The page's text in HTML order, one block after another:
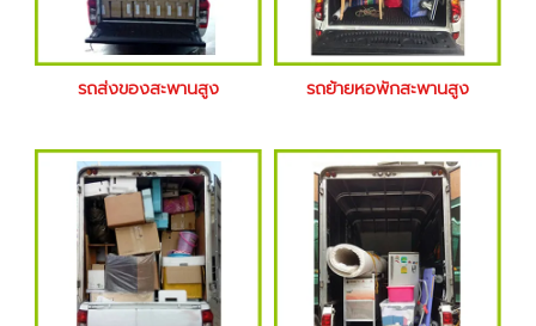
รถส่งของสะพานสูง รถย้ายหอพักสะพานสูง